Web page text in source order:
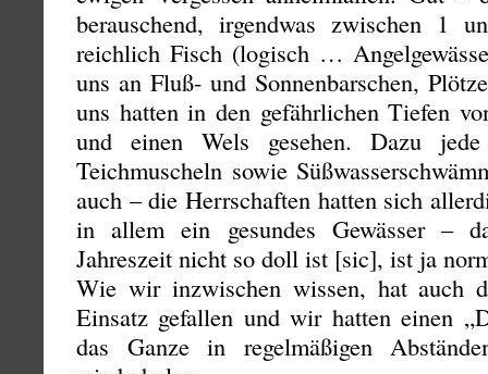
berauschend, irgendwas zwischen 1
reichlich Fisch (logisch …
uns an Fluß- und Sonnenbarschen,
uns hatten in den gefährlichen Tiefen
und einen Wels gesehen. Dazu
Teichmuscheln sowie
auch – die Herrschaften hatten sich
in allem ein gesundes Gewässer –
Jahreszeit nicht so doll ist [sic], ist ja
Wie wir inzwischen wissen, hat auch
Einsatz gefallen und wir hatten einen
das Ganze in regelmäßigen